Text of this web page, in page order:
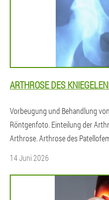
ARTHROSE DES
Vorbeugung und Behandlung
Röntgenfoto. Einteilung der
Arthrose. Arthrose des
14 Juni 2026